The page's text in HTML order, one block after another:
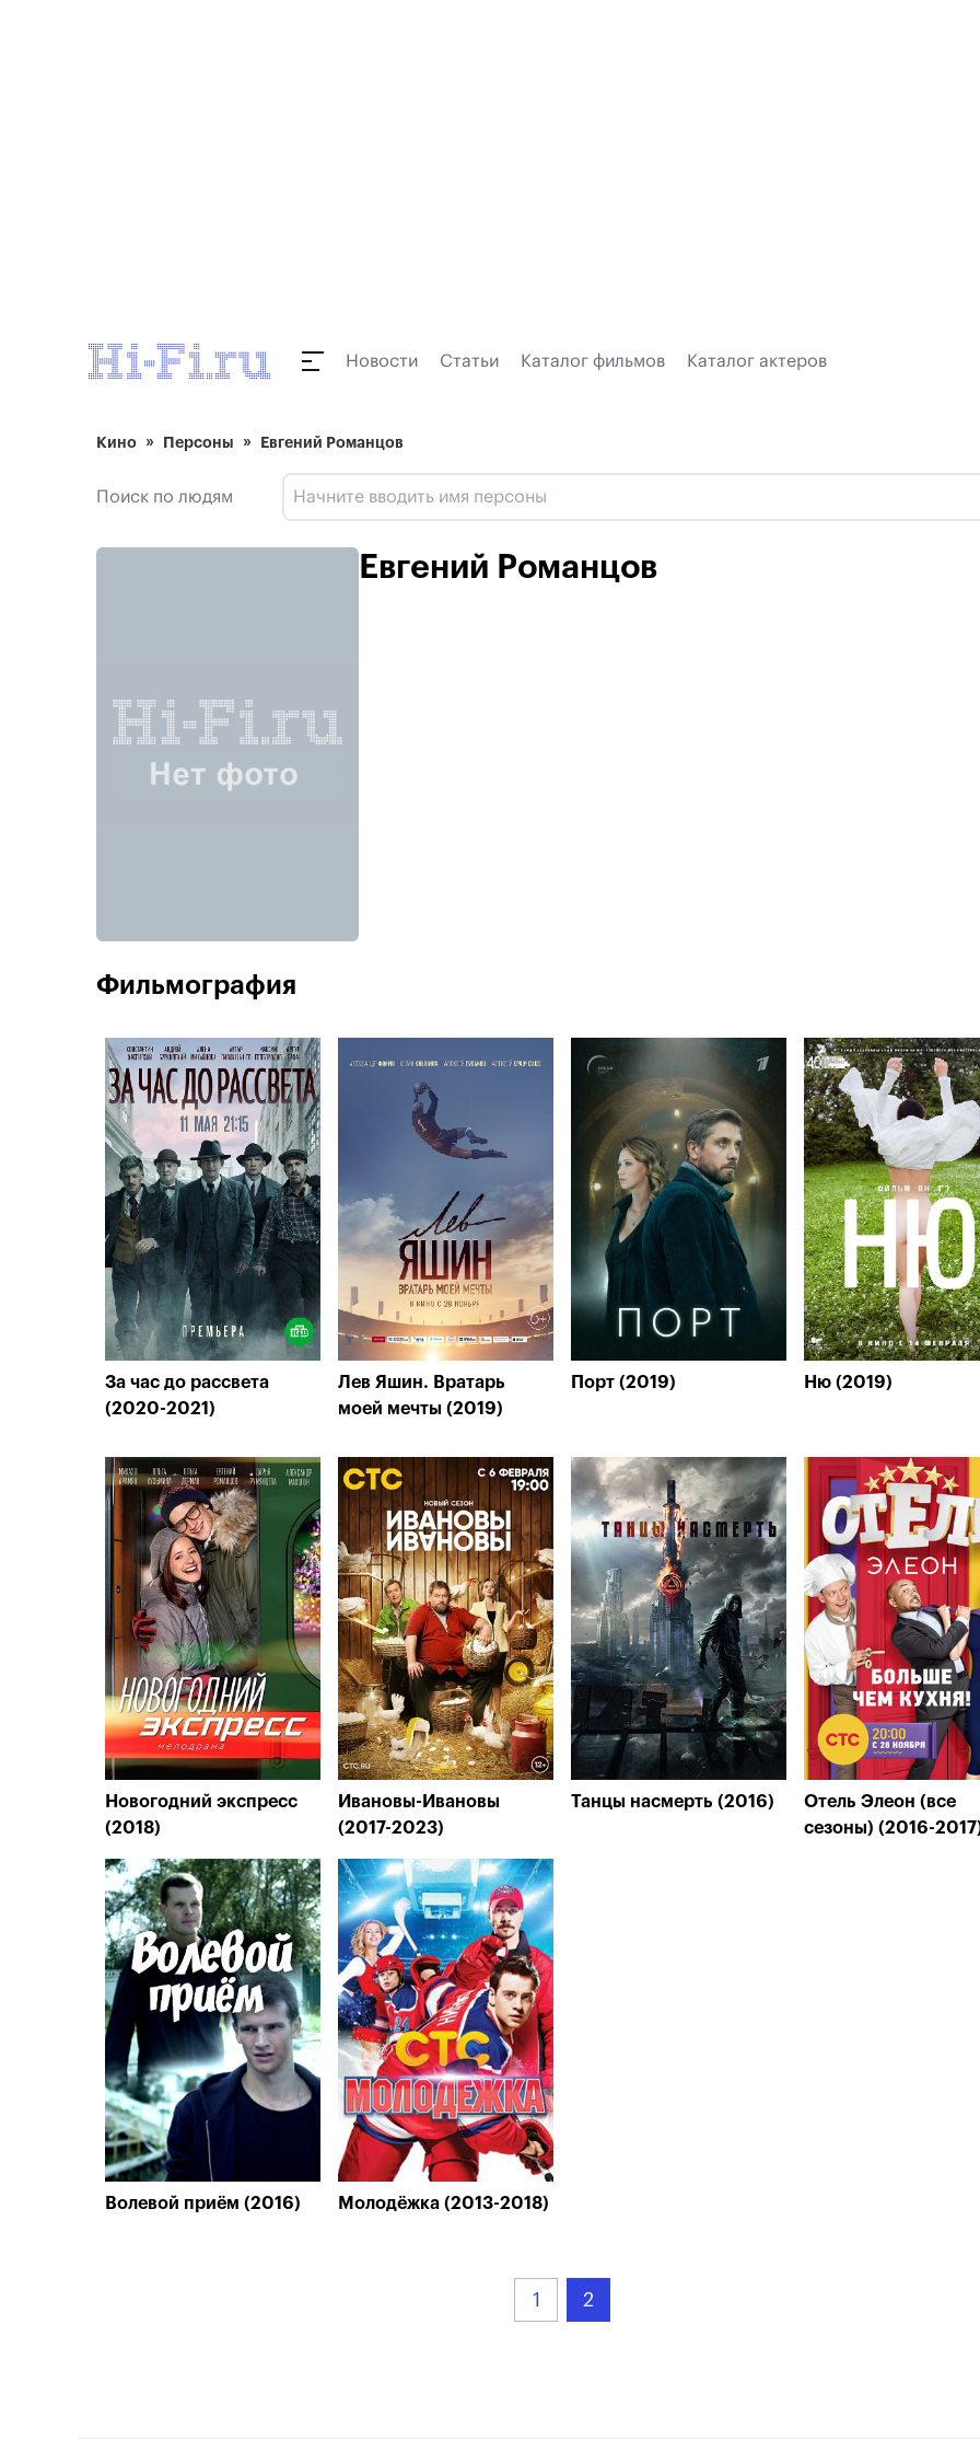
Новости Статьи Каталог фильмов Каталог актеров
Кино Персоны Евгений Романцов
Поиск по людям
Евгений Романцов
Фильмография
За час до рассвета
(2020-2021)
Лев Яшин. Вратарь
моей мечты (2019)
Порт (2019) Ню (2019)
Новогодний экспресс
(2018)
Ивановы-Ивановы
(2017-2023)
Танцы насмерть (2016)
Отель Элеон (все
сезоны) (2016-
Волевой приём (2016) Молодёжка (2013-2018)
1 2